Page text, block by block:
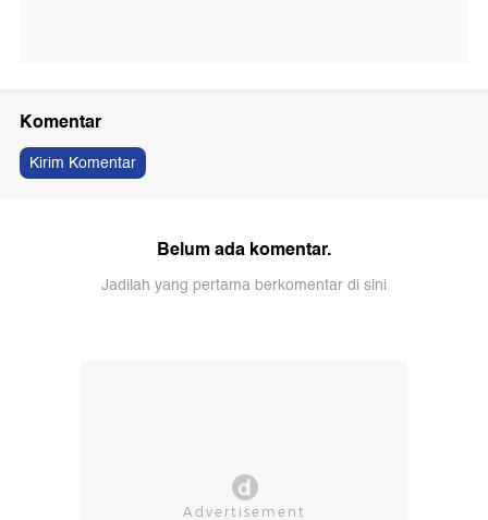
Komentar
Kirim Komentar
Belum ada komentar.
Jadilah yang pertama berkomentar di sini